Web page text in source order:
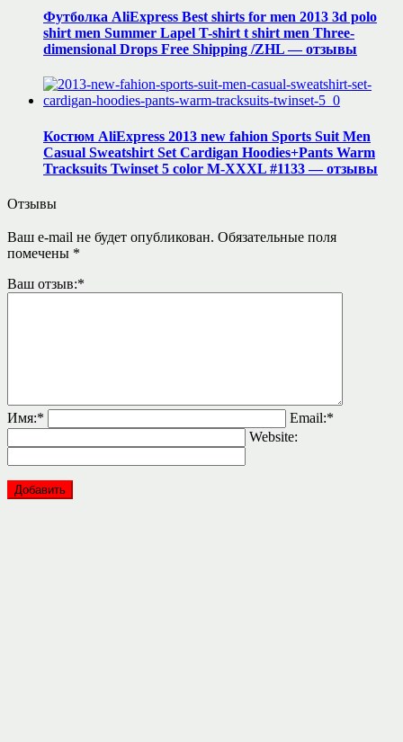
Футболка AliExpress Best shirts for men 2013 3d polo
shirt men Summer Lapel T-shirt t shirt men Three-
dimensional Drops Free Shipping /ZHL — отзывы
Костюм AliExpress 2013 new fahion Sports Suit Men
Casual Sweatshirt Set Cardigan Hoodies+Pants Warm
Tracksuits Twinset 5 color M-XXXL #1133 — отзывы
Отзывы
Ваш e-mail не будет опубликован. Обязательные поля
помечены *
Ваш отзыв:*
Имя:* Email:*
Website: